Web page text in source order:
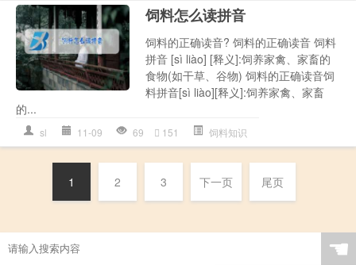
饲料怎么读拼音
饲料的正确读音? 饲料的正确读音 饲料
拼音 [sì liào] [释义]:饲养家禽、家畜的
食物(如干草、谷物) 饲料的正确读音饲
料拼音[sì liào][释义]:饲养家禽、家畜
的...
sl 11-09 69 151 饲料知识
1 2 3 下一页 尾页
☚